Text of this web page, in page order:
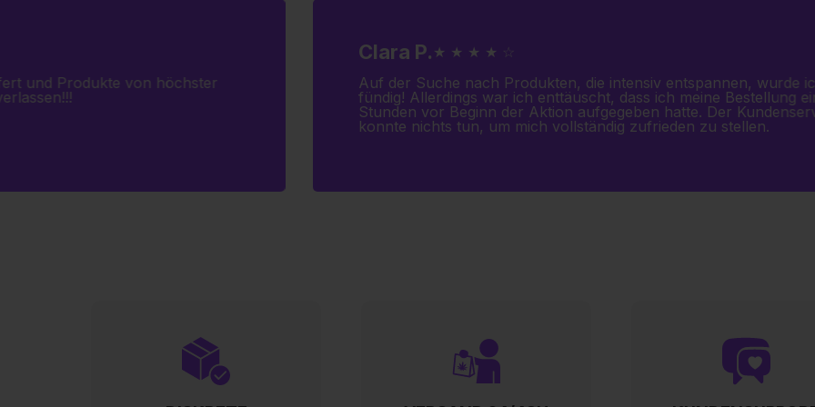
und Produkte von höchster
Clara P. ★ ★ ★ ★ ☆
Auf der Suche nach Produkten, die intensiv entspannen, wurde
fündig! Allerdings war ich enttäuscht, dass ich meine Bestellung
Stunden vor Beginn der Aktion aufgegeben hatte. Der
konnte nichts tun, um mich vollständig zufrieden zu stellen.